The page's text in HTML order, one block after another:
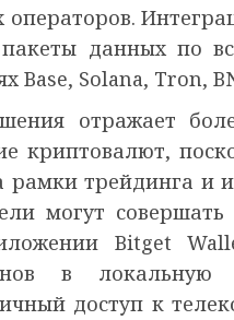
операторов.
данных по
Base, Solana,
отражает
криптовалют,
рамки трейдинга и
могут
Bitget
в
доступ к